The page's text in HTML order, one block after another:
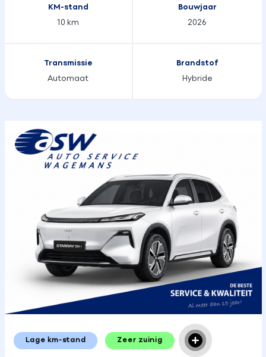
KM-stand
10 km
Bouwjaar
2026
Transmissie
Automaat
Brandstof
Hybride
Lage km-stand Zeer zuinig